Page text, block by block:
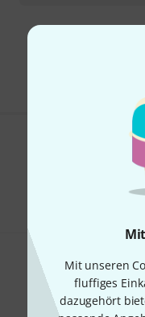
Mit unseren
fluffiges
dazugehört
Gefällt